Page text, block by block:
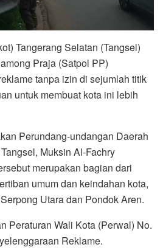
Tangerang Selatan (Tangsel)
Praja (Satpol PP)
tanpa izin di sejumlah titik
untuk membuat kota ini lebih
Perundang-undangan Daerah
Muksin Al-Fachry
merupakan bagian dari
umum dan keindahan kota,
Utara dan Pondok Aren.
Peraturan Wali Kota (Perwal) No.
Reklame.